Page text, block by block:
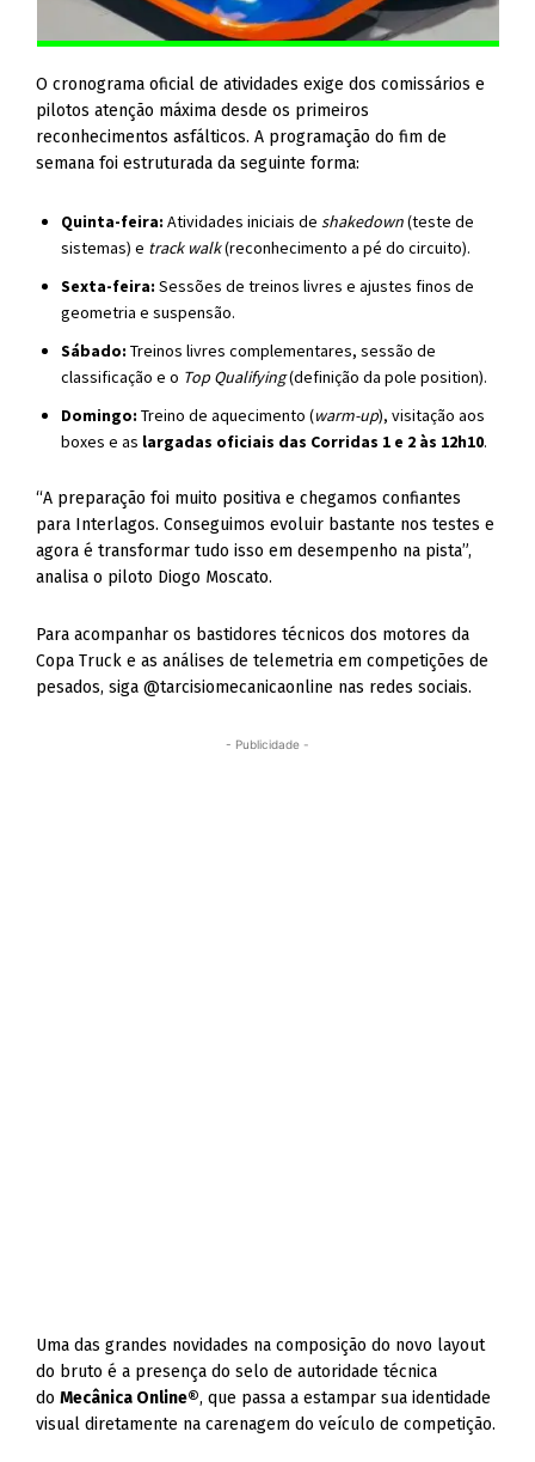
O cronograma oficial de atividades exige dos comissários e
pilotos atenção máxima desde os primeiros
reconhecimentos asfálticos. A programação do fim de
semana foi estruturada da seguinte forma:
Quinta-feira: Atividades iniciais deshakedown(teste de
sistemas) e track walk(reconhecimento a pé do circuito).
Sexta-feira: Sessões de treinos livres e ajustes finos de
geometria e suspensão.
Sábado: Treinos livres complementares, sessão de
classificação e o Top Qualifying(definição da pole position).
Domingo: Treino de aquecimento (warm-up), visitação aos
boxes e as largadas oficiais das Corridas 1 e 2 às 12h10.
“A preparação foi muito positiva e chegamos confiantes
para Interlagos. Conseguimos evoluir bastante nos testes e
agora é transformar tudo isso em desempenho na pista”,
analisa o piloto Diogo Moscato.
Para acompanhar os bastidores técnicos dos motores da
Copa Truck e as análises de telemetria em competições de
pesados, siga @tarcisiomecanicaonline nas redes sociais.
- Publicidade -
Uma das grandes novidades na composição do novo layout
do bruto é a presença do selo de autoridade técnica
doMecânica Online®, que passa a estampar sua identidade
visual diretamente na carenagem do veículo de competição.